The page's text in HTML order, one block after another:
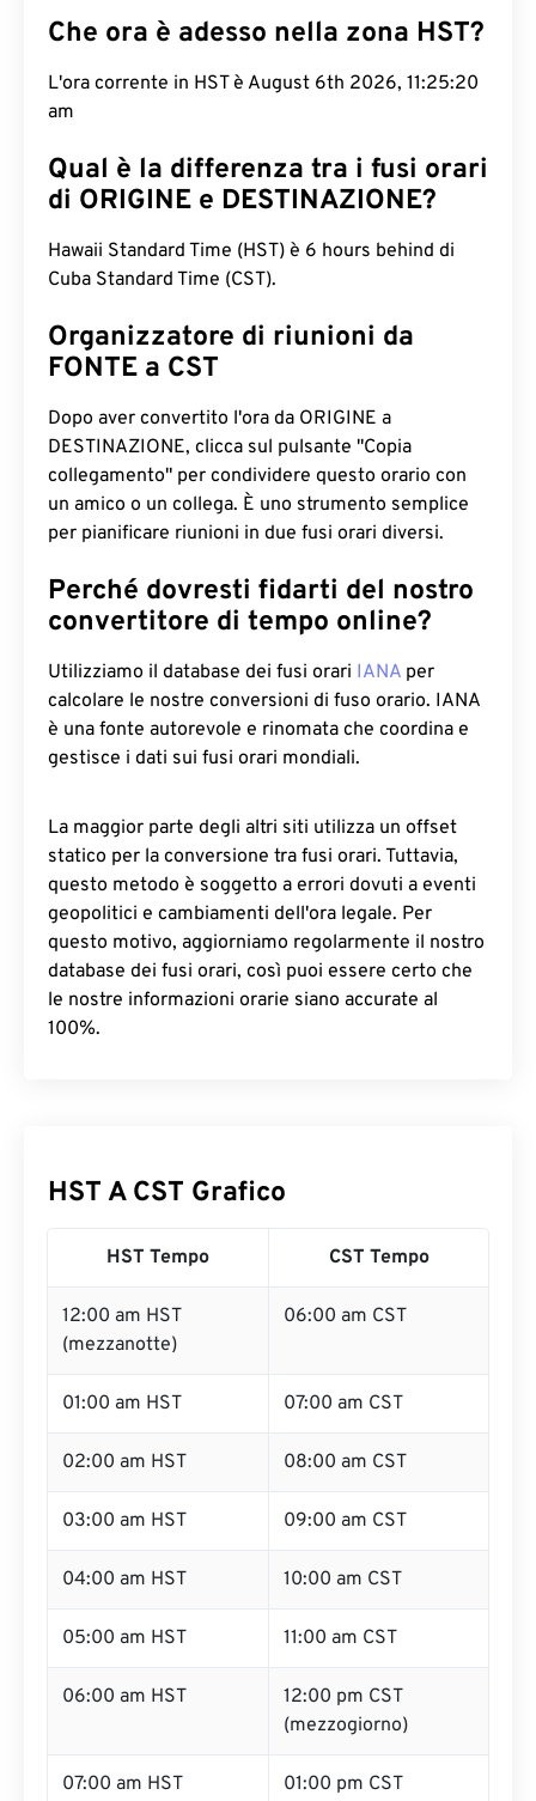
Che ora è adesso nella zona HST?
L'ora corrente in HST è August 6th 2026, 11:25:21
am
Qual è la differenza tra i fusi orari
di ORIGINE e DESTINAZIONE?
Hawaii Standard Time (HST) è 6 hours behind di
Cuba Standard Time (CST).
Organizzatore di riunioni da
FONTE a CST
Dopo aver convertito l'ora da ORIGINE a
DESTINAZIONE, clicca sul pulsante "Copia
collegamento" per condividere questo orario con
un amico o un collega. È uno strumento semplice
per pianificare riunioni in due fusi orari diversi.
Perché dovresti fidarti del nostro
convertitore di tempo online?
Utilizziamo il database dei fusi orari IANA per
calcolare le nostre conversioni di fuso orario. IANA
è una fonte autorevole e rinomata che coordina e
gestisce i dati sui fusi orari mondiali.
La maggior parte degli altri siti utilizza un offset
statico per la conversione tra fusi orari. Tuttavia,
questo metodo è soggetto a errori dovuti a eventi
geopolitici e cambiamenti dell'ora legale. Per
questo motivo, aggiorniamo regolarmente il nostro
database dei fusi orari, così puoi essere certo che
le nostre informazioni orarie siano accurate al
100%.
HST A CST Grafico
HST Tempo CST Tempo
12:00 am HST
(mezzanotte)
06:00 am CST
01:00 am HST 07:00 am CST
02:00 am HST 08:00 am CST
03:00 am HST 09:00 am CST
04:00 am HST 10:00 am CST
05:00 am HST 11:00 am CST
06:00 am HST
12:00 pm CST
(mezzogiorno)
07:00 am HST 01:00 pm CST